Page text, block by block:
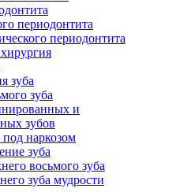
периодонтита
периодонтита
зуба
зуба
и
зубов
под наркозом
зуба
восьмого зуба
зуба мудрости